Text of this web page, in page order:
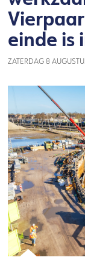
einde is
ZATERDAG 8